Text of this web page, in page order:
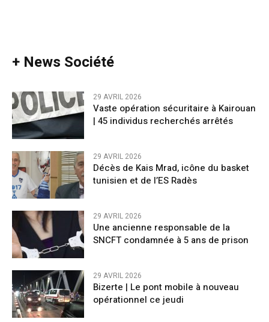
+ News Société
29 AVRIL 2026
Vaste opération sécuritaire à Kairouan
| 45 individus recherchés arrêtés
29 AVRIL 2026
Décès de Kais Mrad, icône du basket
tunisien et de l’ES Radès
29 AVRIL 2026
Une ancienne responsable de la
SNCFT condamnée à 5 ans de prison
29 AVRIL 2026
Bizerte | Le pont mobile à nouveau
opérationnel ce jeudi